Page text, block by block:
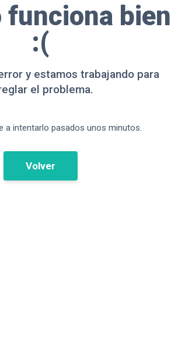
funciona bien
:(
y estamos trabajando para
el problema.
a intentarlo pasados unos minutos.
Volver